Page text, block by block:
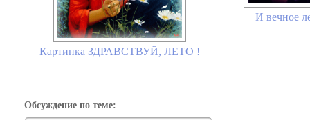
Картинка ЗДРАВСТВУЙ, ЛЕТО !
И вечное
Обсуждение по теме: